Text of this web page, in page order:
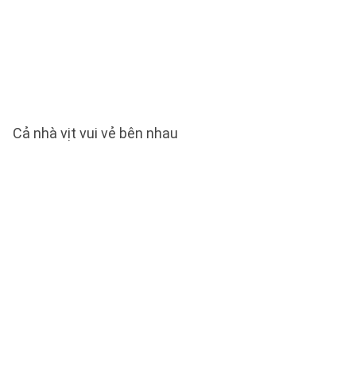
Cả nhà vịt vui vẻ bên nhau